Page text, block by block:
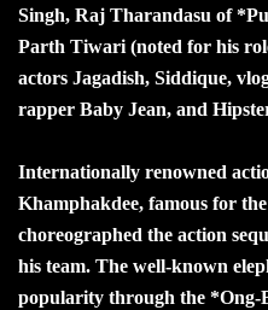
Singh, Raj Tharandasu of
Parth Tiwari (noted for his
actors Jagadish, Siddique,
rapper Baby Jean, and
Internationally renowned
Khamphakdee, famous for
choreographed the action
his team. The well-known
popularity through the *Ong-